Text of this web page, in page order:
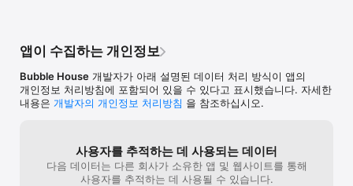
앱이 수집하는 개인정보
Bubble House 개발자가 아래 설명된 데이터 처리 방식이 앱의
개인정보 처리방침에 포함되어 있을 수 있다고 표시했습니다. 자세한
내용은 개발자의 개인정보 처리방침 을 참조하십시오.
사용자를 추적하는 데 사용되는 데이터
다음 데이터는 다른 회사가 소유한 앱 및 웹사이트를 통해
사용자를 추적하는 데 사용될 수 있습니다.